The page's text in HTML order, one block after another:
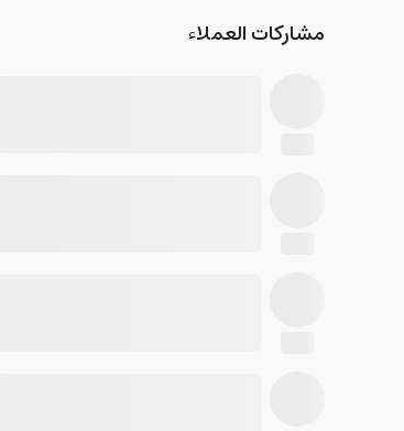
مشاركات العملاء